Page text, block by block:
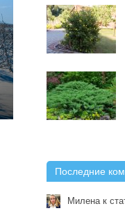
Последние
Милена к